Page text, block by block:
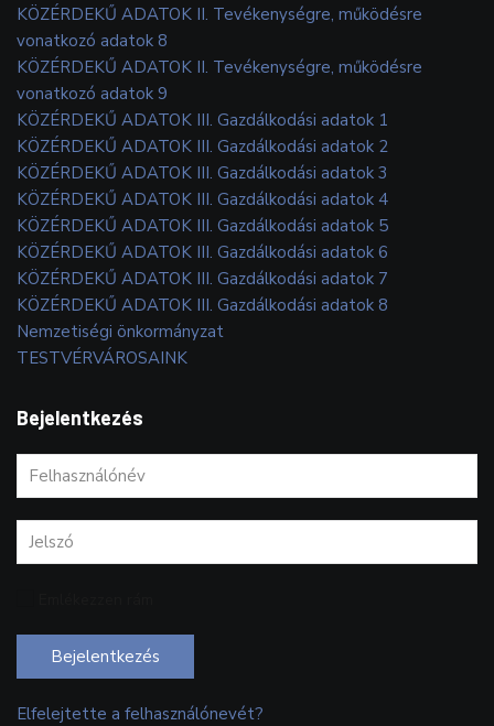
KÖZÉRDEKŰ ADATOK II. Tevékenységre, működésre
vonatkozó adatok 8
KÖZÉRDEKŰ ADATOK II. Tevékenységre, működésre
vonatkozó adatok 9
KÖZÉRDEKŰ ADATOK III. Gazdálkodási adatok 1
KÖZÉRDEKŰ ADATOK III. Gazdálkodási adatok 2
KÖZÉRDEKŰ ADATOK III. Gazdálkodási adatok 3
KÖZÉRDEKŰ ADATOK III. Gazdálkodási adatok 4
KÖZÉRDEKŰ ADATOK III. Gazdálkodási adatok 5
KÖZÉRDEKŰ ADATOK III. Gazdálkodási adatok 6
KÖZÉRDEKŰ ADATOK III. Gazdálkodási adatok 7
KÖZÉRDEKŰ ADATOK III. Gazdálkodási adatok 8
Nemzetiségi önkormányzat
TESTVÉRVÁROSAINK
Bejelentkezés
Bejelentkezés
Elfelejtette a felhasználónevét?